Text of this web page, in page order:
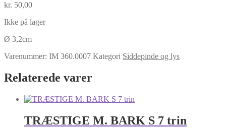
kr. 50,00
Ikke på lager
Ø 3,2cm
Varenummer: IM 360.0007 Kategori Siddepinde og lys
Relaterede varer
TRÆSTIGE M. BARK S 7 trin